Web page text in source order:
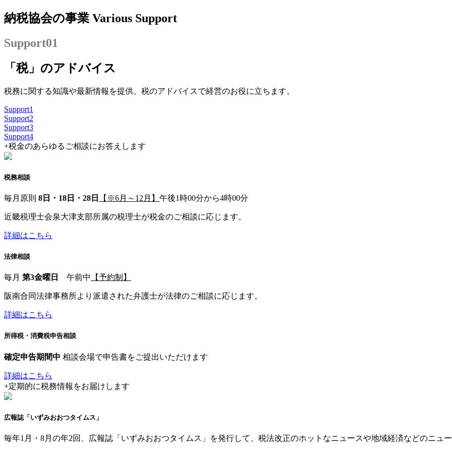
納税協会の事業 Various Support
Support01
「税」のアドバイス
税務に関する知識や最新情報を提供。税のアドバイスで経営のお役に立ちます。
Support1
Support2
Support3
Support4
+税金のあらゆるご相談にお答えします
税務相談
毎月原則 8日・18日・28日 【※6月～12月】 午後1時00分から4時00分
近畿税理士会泉大津支部所属の税理士が税金のご相談に応じます。
詳細はこちら
法律相談
毎月 第3金曜日 午前中 【予約制】
阪南合同法律事務所より派遣された弁護士が法律のご相談に応じます。
詳細はこちら
所得税・消費税申告相談
確定申告期間中 相談会場で申告書をご提出いただけます
詳細はこちら
+定期的に税務情報をお届けします
広報誌「いずみおおつタイムス」
毎年1月・8月の年2回、広報誌「いずみおおつタイムス」を発行して、税法改正のホットなニュースや地域経済などのニュー